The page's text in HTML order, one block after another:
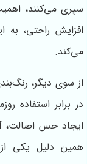
سپری می‌کنند،
افزایش راحتی،
می‌کند.
از سوی دیگر،
در برابر استفاده
ایجاد حس اصالت،
همین دلیل یکی از